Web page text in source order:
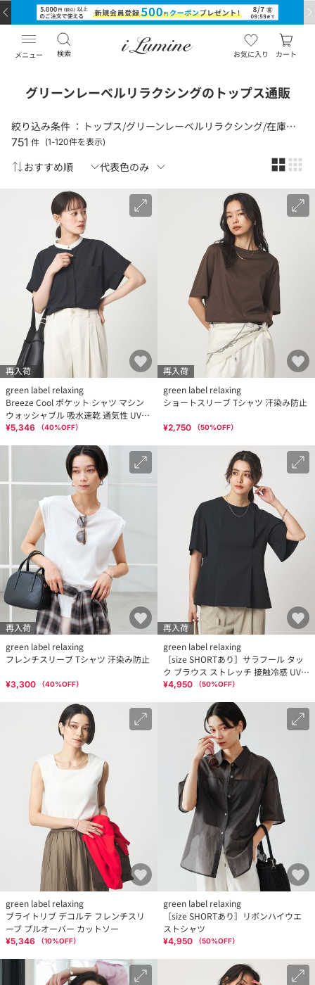
メニュー 検索 お気に入り カート
グリーンレーベルリラクシングのトップス通販
絞り込み条件 ：
トップス/グリーンレーベルリラクシング/在庫状況（あり）
751 件 (1-120件を表示)
再入荷
green label relaxing
Breeze Cool ポケット シャツ マシン
ウォッシャブル 吸水速乾 通気性 UVカ
ット
¥5,346 （40%OFF）
再入荷
green label relaxing
ショートスリーブ Tシャツ 汗染み防止
¥2,750 （50%OFF）
再入荷
green label relaxing
フレンチスリーブ Tシャツ 汗染み防止
¥3,300 （40%OFF）
再入荷
green label relaxing
［size SHORTあり］サラフール タッ
ク ブラウス ストレッチ 接触冷感 UVカ
ット
¥4,950 （50%OFF）
green label relaxing
ブライトリブ デコルテ フレンチスリ
ーブ プルオーバー カットソー
¥5,346 （10%OFF）
green label relaxing
［size SHORTあり］リボンハイウエ
ストシャツ
¥4,950 （50%OFF）